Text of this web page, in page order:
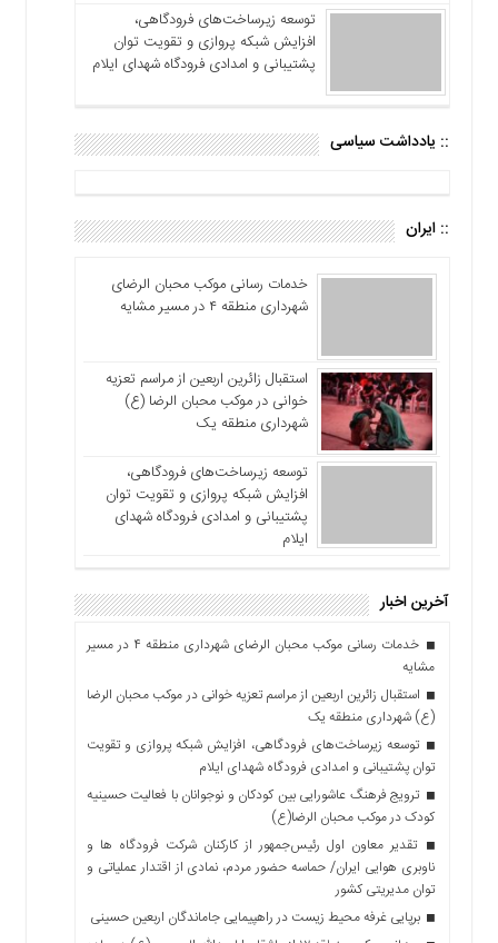
توسعه زیرساخت‌های فرودگاهی،
افزایش شبکه پروازی و تقویت توان
پشتیبانی و امدادی فرودگاه شهدای ایلام
:: یادداشت سیاسی
:: ایران
خدمات رسانی موکب محبان الرضای
شهرداری منطقه ۴ در مسیر مشایه
استقبال زائرین اربعین از مراسم تعزیه
خوانی در موکب محبان الرضا (ع)
شهرداری منطقه یک
توسعه زیرساخت‌های فرودگاهی،
افزایش شبکه پروازی و تقویت توان
پشتیبانی و امدادی فرودگاه شهدای
ایلام
آخرین اخبار
خدمات رسانی موکب محبان الرضای شهرداری منطقه ۴ در مسیر
مشایه
استقبال زائرین اربعین از مراسم تعزیه خوانی در موکب محبان الرضا
(ع) شهرداری منطقه یک
توسعه زیرساخت‌های فرودگاهی، افزایش شبکه پروازی و تقویت
توان پشتیبانی و امدادی فرودگاه شهدای ایلام
ترویج فرهنگ عاشورایی بین کودکان و نوجوانان با فعالیت حسینیه
کودک در موکب محبان الرضا(ع)
تقدیر معاون اول رئیس‌جمهور از کارکنان شرکت فرودگاه ها و
ناوبری هوایی ایران/ حماسه حضور مردم، نمادی از اقتدار عملیاتی و
توان مدیریتی کشور
برپایی غرفه محیط زیست در راهپیمایی جاماندگان اربعین حسینی